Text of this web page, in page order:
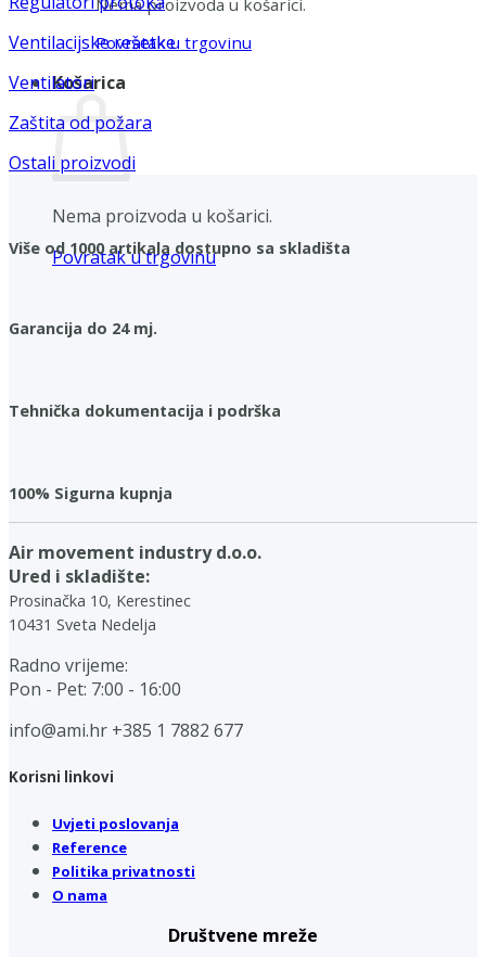
Nema proizvoda u košarici.
Povratak u trgovinu
Košarica
Nema proizvoda u košarici.
Povratak u trgovinu
Ventilacijske rešetke
Ventilatori
Zaštita od požara
Ostali proizvodi
Više od 1000 artikala dostupno sa skladišta
Garancija do 24 mj.
Tehnička dokumentacija i podrška
100% Sigurna kupnja
Air movement industry d.o.o.
Ured i skladište:
Prosinačka 10, Kerestinec
10431 Sveta Nedelja
Radno vrijeme:
Pon - Pet: 7:00 - 16:00
info@ami.hr +385 1 7882 677
Korisni linkovi
Uvjeti poslovanja
Reference
Politika privatnosti
O nama
Društvene mreže